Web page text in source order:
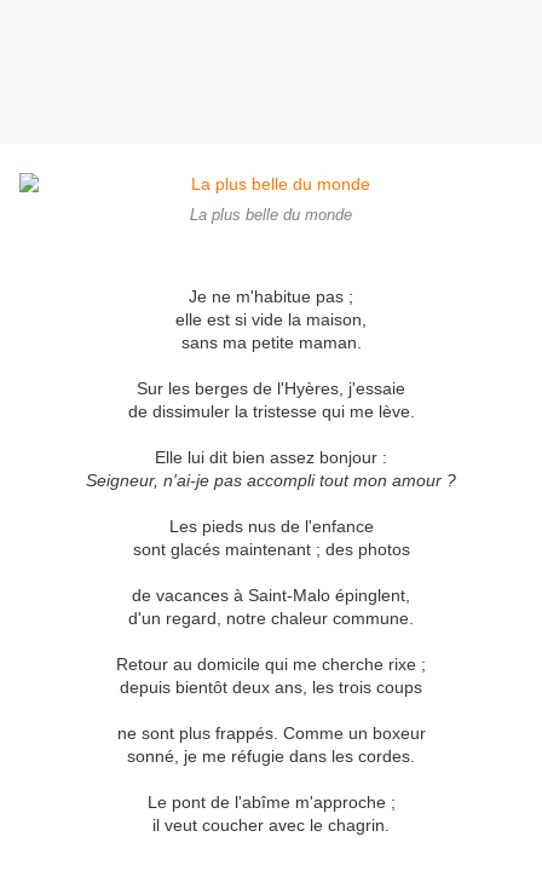
La plus belle du monde
Je ne m'habitue pas ;
elle est si vide la maison,
sans ma petite maman.
Sur les berges de l'Hyères, j'essaie
de dissimuler la tristesse qui me lève.
Elle lui dit bien assez bonjour :
Seigneur, n'ai-je pas accompli tout mon amour ?
Les pieds nus de l'enfance
sont glacés maintenant ; des photos
de vacances à Saint-Malo épinglent,
d'un regard, notre chaleur commune.
Retour au domicile qui me cherche rixe ;
depuis bientôt deux ans, les trois coups
ne sont plus frappés. Comme un boxeur
sonné, je me réfugie dans les cordes.
Le pont de l'abîme m'approche ;
il veut coucher avec le chagrin.